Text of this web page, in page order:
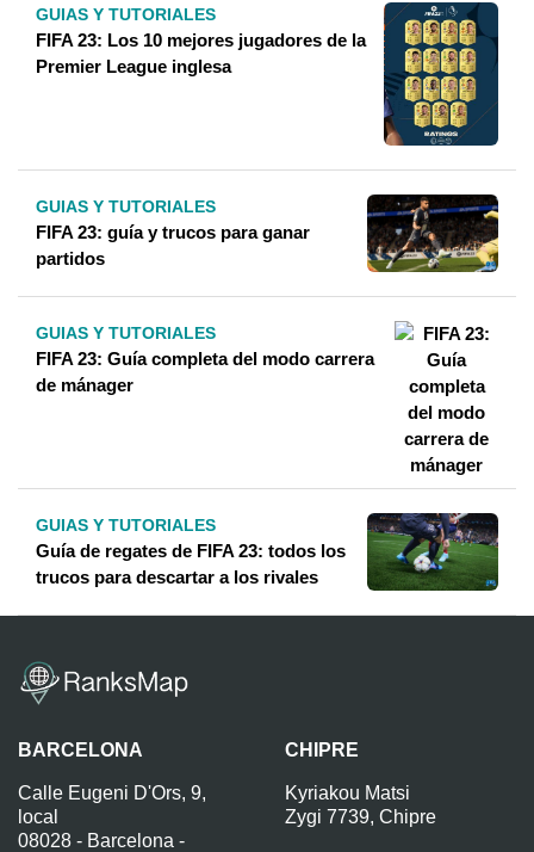
GUIAS Y TUTORIALES
FIFA 23: Los 10 mejores jugadores de la
Premier League inglesa
GUIAS Y TUTORIALES
FIFA 23: guía y trucos para ganar
partidos
GUIAS Y TUTORIALES
FIFA 23: Guía completa del modo carrera
de mánager
GUIAS Y TUTORIALES
Guía de regates de FIFA 23: todos los
trucos para descartar a los rivales
BARCELONA
Calle Eugeni D'Ors, 9,
local
08028 - Barcelona -
CHIPRE
Kyriakou Matsi
Zygi 7739, Chipre